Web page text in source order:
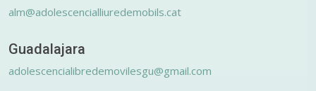
alm@adolescencialliuredemobils.cat
Guadalajara
adolescencialibredemovilesgu@gmail.com